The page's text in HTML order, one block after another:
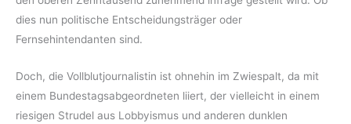
dies nun politische Entscheidungsträger oder
Fernsehintendanten sind.
Doch, die Vollblutjournalistin ist ohnehin im Zwiespalt, da mit
einem Bundestagsabgeordneten liiert, der vielleicht in einem
riesigen Strudel aus Lobbyismus und anderen dunklen